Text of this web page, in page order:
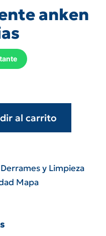
anken
al carrito
Derrames y Limpieza
Mapa